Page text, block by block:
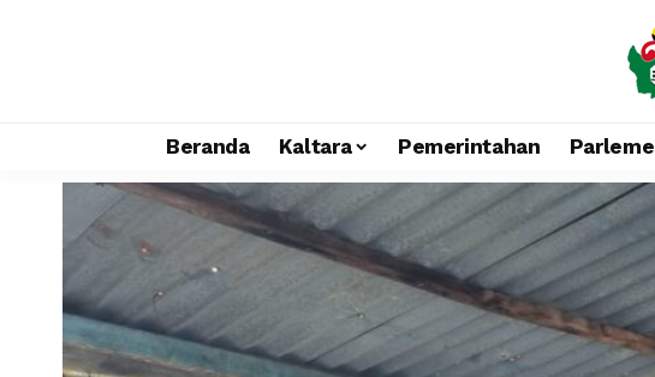
Beranda Kaltara Pemerintahan